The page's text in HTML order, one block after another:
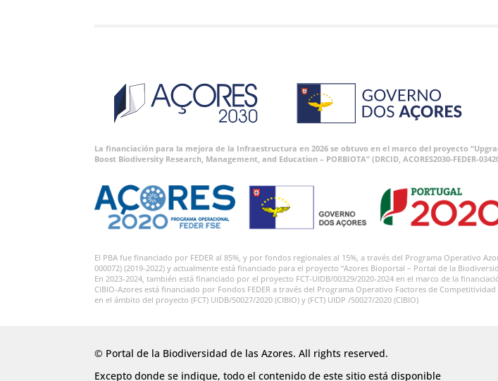
La financiación para la mejora de la Infraestructura en 2026 se obtuvo en el marco del proyecto
Boost Biodiversity Research, Management, and Education – PORBIOTA” (DRCID, ACORES2030-FEDER-
El PBA fue financiado por FEDER al 85%, y por fondos regionales al 15%, a través del Programa Operativo
000072) (2019-2022) y actualmente está financiado para el proyecto “Azores Bioportal – Portal de la
En 2023-2024, también está financiado por el proyecto FCT-UIDB/00329/2020-2024 en el marco de la
CIBIO-Azores está financiado por Fondos FEDER a través del Programa Operativo Factores de
en el ámbito del proyecto (FCT) UIDB/50027/2020 (CIBIO) y (FCT) UIDP /50027/2020 (CIBIO)
© Portal de la Biodiversidad de las Azores. All rights reserved.
Excepto donde se indique, todo el contenido de este sitio está disponible